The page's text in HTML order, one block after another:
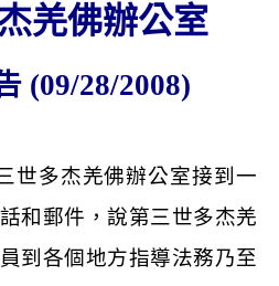
羌佛辦公室
(09/28/2008)
世多杰羌佛辦公室接到一
和郵件，說第三世多杰羌
到各個地方指導法務乃至